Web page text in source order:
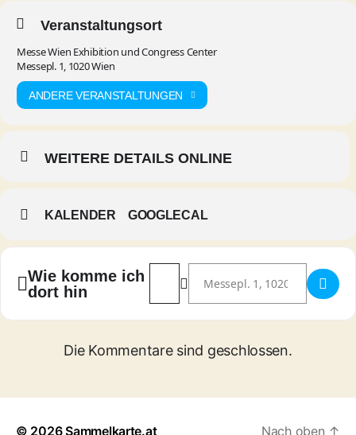
Veranstaltungsort
Messe Wien Exhibition und Congress Center
Messepl. 1, 1020 Wien
ANDERE VERANSTALTUNGEN
WEITERE DETAILS ONLINE
KALENDER GOOGLECAL
Wie komme ich
dort hin
Address - VIECC Vienna Comic Con
Destination Address -
Die Kommentare sind geschlossen.
© 2026Sammelkarte.at Nach oben ↑